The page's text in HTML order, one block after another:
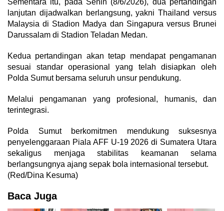
Sementara itu, pada Senin (8/6/2026), dua pertandingan
lanjutan dijadwalkan berlangsung, yakni Thailand versus
Malaysia di Stadion Madya dan Singapura versus Brunei
Darussalam di Stadion Teladan Medan.
Kedua pertandingan akan tetap mendapat pengamanan
sesuai standar operasional yang telah disiapkan oleh
Polda Sumut bersama seluruh unsur pendukung.
Melalui pengamanan yang profesional, humanis, dan
terintegrasi.
Polda Sumut berkomitmen mendukung suksesnya
penyelenggaraan Piala AFF U-19 2026 di Sumatera Utara
sekaligus menjaga stabilitas keamanan selama
berlangsungnya ajang sepak bola internasional tersebut.
(Red/Dina Kesuma)
Baca Juga